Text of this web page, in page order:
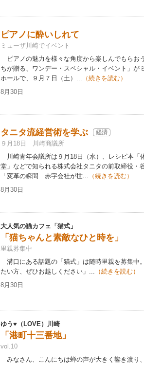
ピアノに酔いしれて
ミューザ川崎でイベント
ピアノの魅力を様々な角度から楽しんでもらお
ちが贈る、ワンデー・スペシャル・イベント」が
ホールで、９月７日（土）... （続きを読む）
8月30日
タニタ流経営術を学ぶ 経済
９月18日 川崎商議所
川崎青年会議所は９月18日（水）、レシピ本「
堂」などで知られる株式会社タニタの前取締役・
「変革の瞬間 赤字会社が世... （続きを読む）
8月30日
大人気の猫カフェ「猫式」
「猫ちゃんと素敵なひと時を」
里親募集中
溝口にある話題の「猫式」は随時里親を募集中
たい方、ぜひお越しください」... （続きを読む）
8月30日
ゆう♥（LOVE）川崎
「港町十三番地」
vol.10
みなさん、こんにちは蝉の声が大きく響き渡り